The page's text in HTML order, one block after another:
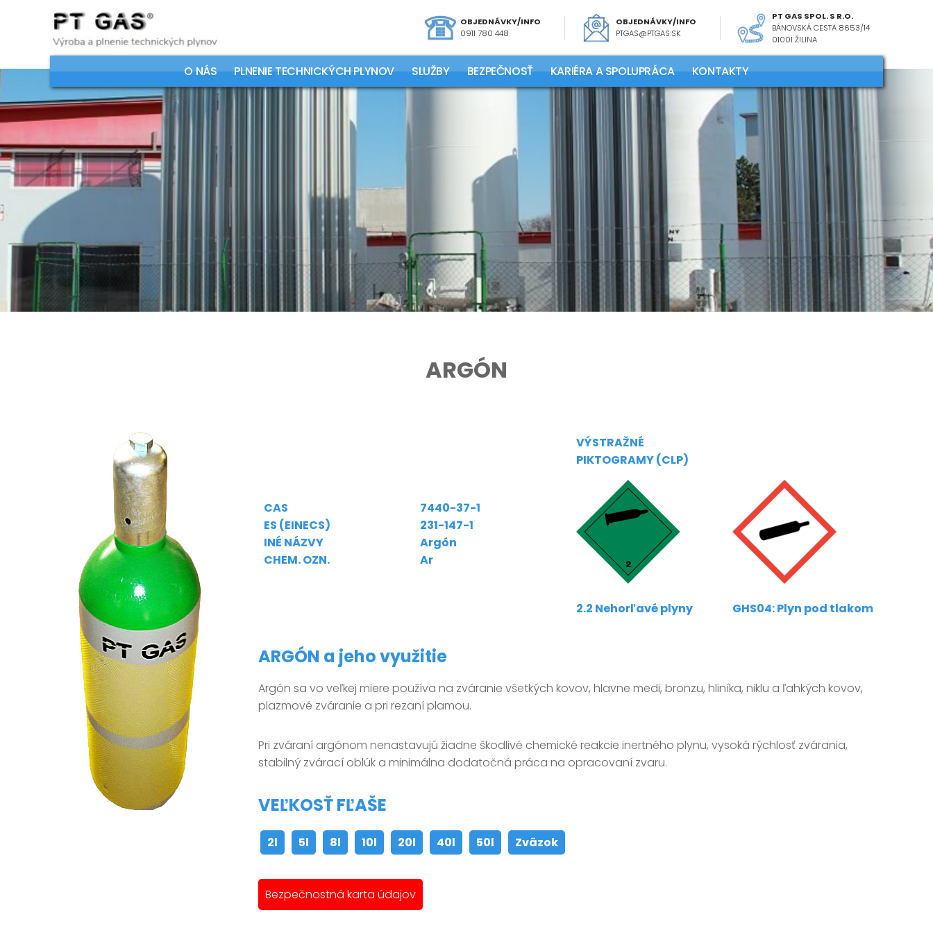
OBJEDNÁVKY/INFO
0911 780 448
OBJEDNÁVKY/INFO
PTGAS@PTGAS.SK
PT GAS SPOL. S R.O.
BÁNOVSKÁ CESTA 8653/14
01001 ŽILINA
O NÁS PLNENIE TECHNICKÝCH PLYNOV SLUŽBY BEZPEČNOSŤ KARIÉRA A SPOLUPRÁCA KONTAKTY
ARGÓN
VÝSTRAŽNÉ
PIKTOGRAMY (CLP)
CAS
ES (EINECS)
INÉ NÁZVY
CHEM. OZN.
7440-37-1
231-147-1
Argón
Ar
2.2 Nehorľavé plyny GHS04: Plyn pod tlakom
ARGÓN a jeho využitie
Argón sa vo veľkej miere používa na zváranie všetkých kovov, hlavne medi, bronzu, hliníka, niklu a ľahkých kovov,
plazmové zváranie a pri rezaní plamou.
Pri zváraní argónom nenastavujú žiadne škodlivé chemické reakcie inertného plynu, vysoká rýchlosť zvárania,
stabilný zvárací oblúk a minimálna dodatočná práca na opracovaní zvaru.
VEĽKOSŤ FĽAŠE
2l 5l 8l 10l 20l 40l 50l Zväzok
Bezpečnostná karta údajov